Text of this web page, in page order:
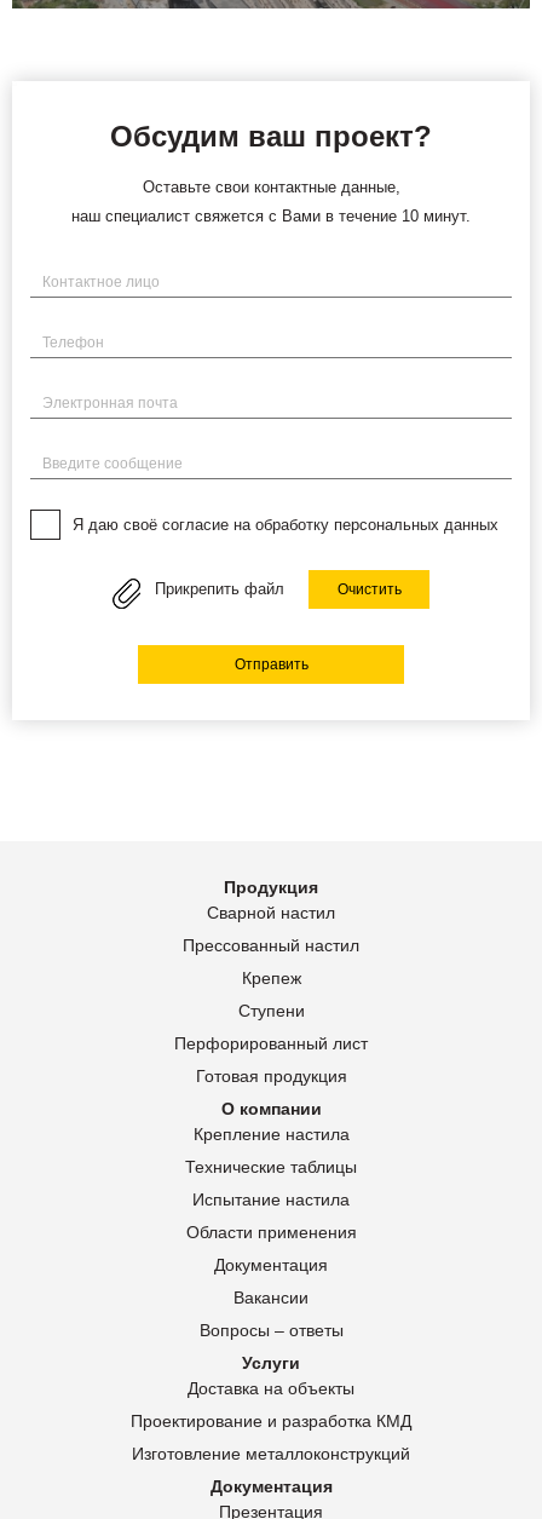
Обсудим ваш проект?
Оставьте свои контактные данные,
наш специалист свяжется с Вами в течение 10 минут.
Имя
Телефон
Электронная почта
Введите сообщение
Я даю своё согласие на обработку персональных данных
Прикрепить файл Очистить
Отправить
Продукция
Сварной настил
Прессованный настил
Крепеж
Ступени
Перфорированный лист
Готовая продукция
О компании
Крепление настила
Технические таблицы
Испытание настила
Области применения
Документация
Вакансии
Вопросы – ответы
Услуги
Доставка на объекты
Проектирование и разработка КМД
Изготовление металлоконструкций
Документация
Презентация